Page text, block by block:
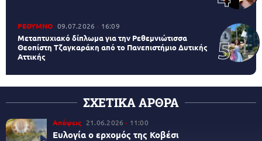
ΡΕΘΥΜΝΟ 09.07.2026 16:09
Μεταπτυχιακό δίπλωμα για την Ρεθεμνιώτισσα
Θεοπίστη Τζαγκαράκη από το Πανεπιστήμιο Δυτικής
Αττικής
ΣΧΕΤΙΚΑ ΑΡΘΡΑ
Απόψεις 21.06.2026 11:00
Ευλογία ο ερχομός της Κοβέσι